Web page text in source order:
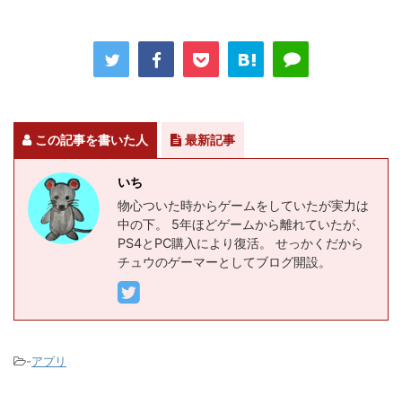
この記事を書いた人 最新記事
いち
物心ついた時からゲームをしていたが実力は
中の下。 5年ほどゲームから離れていたが、
PS4とPC購入により復活。 せっかくだから
チュウのゲーマーとしてブログ開設。
-アプリ